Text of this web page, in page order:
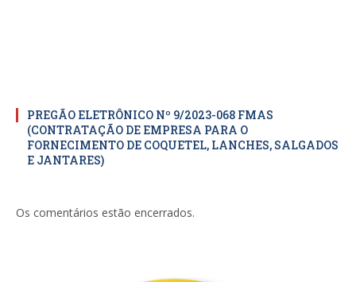
PREGÃO ELETRÔNICO Nº 9/2023-068 FMAS
(CONTRATAÇÃO DE EMPRESA PARA O
FORNECIMENTO DE COQUETEL, LANCHES, SALGADOS
E JANTARES)
Os comentários estão encerrados.